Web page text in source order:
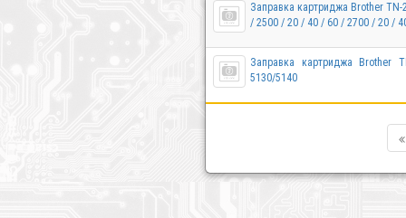
Заправка картриджа Brother
/ 2500 / 20 / 40 / 60 / 2700 / 20 /
Заправка картриджа Brother
5130/5140